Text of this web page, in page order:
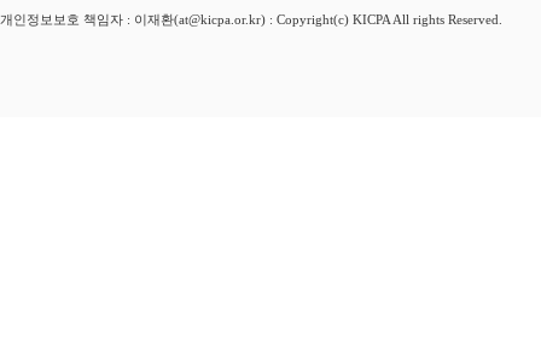
개인정보보호 책임자 : 이재환(at@kicpa.or.kr) : Copyright(c) KICPA All rights Reserved.